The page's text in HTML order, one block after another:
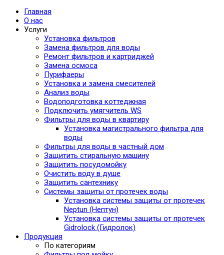
Главная
О нас
Услуги
Установка фильтров
Замена фильтров для воды
Ремонт фильтров и картриджей
Замена осмоса
Пурифаеры
Установка и замена смесителей
Анализ воды
Водоподготовка коттеджная
Подключить умягчитель WS
Фильтры для воды в квартиру
Установка магистрального фильтра для
воды
Фильтры для воды в частный дом
Защитить стиральную машину
Защитить посудомойку
Очистить воду в душе
Защитить сантехнику
Системы защиты от протечек воды
Установка системы защиты от протечек
Neptun (Нептун)
Установка системы защиты от протечек
Gidrolock (Гидролок)
Продукция
По категориям